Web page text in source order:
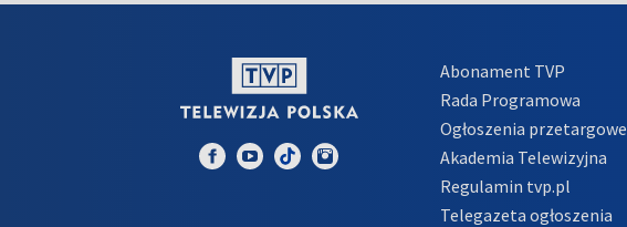
Abonament TVP
Rada Programowa
Ogłoszenia przetargowe
Akademia Telewizyjna
Regulamin tvp.pl
Telegazeta ogłoszenia